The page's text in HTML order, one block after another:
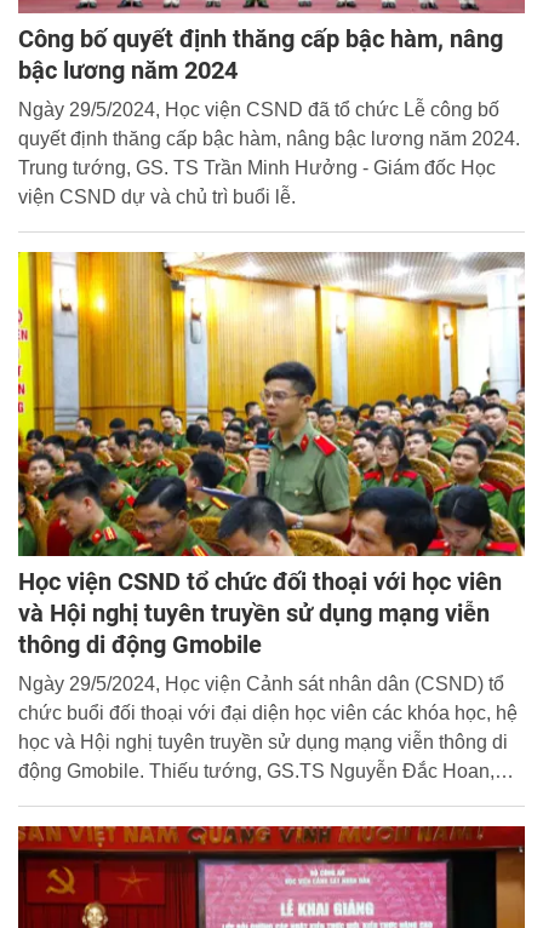
Công bố quyết định thăng cấp bậc hàm, nâng
bậc lương năm 2024
Ngày 29/5/2024, Học viện CSND đã tổ chức Lễ công bố
quyết định thăng cấp bậc hàm, nâng bậc lương năm 2024.
Trung tướng, GS. TS Trần Minh Hưởng - Giám đốc Học
viện CSND dự và chủ trì buổi lễ.
Học viện CSND tổ chức đối thoại với học viên
và Hội nghị tuyên truyền sử dụng mạng viễn
thông di động Gmobile
Ngày 29/5/2024, Học viện Cảnh sát nhân dân (CSND) tổ
chức buổi đối thoại với đại diện học viên các khóa học, hệ
học và Hội nghị tuyên truyền sử dụng mạng viễn thông di
động Gmobile. Thiếu tướng, GS.TS Nguyễn Đắc Hoan,